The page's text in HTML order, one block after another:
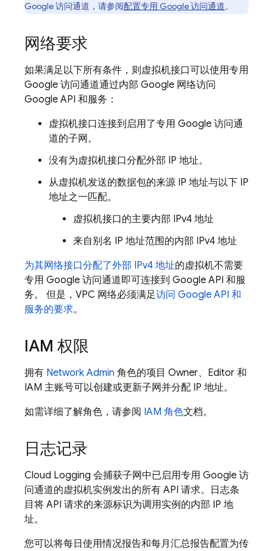
Google 访问通道，请参阅配置专用 Google 访问通道。
网络要求
如果满足以下所有条件，则虚拟机接口可以使用专用
Google 访问通道通过内部 Google 网络访问
Google API 和服务：
虚拟机接口连接到启用了专用 Google 访问通
道的子网。
没有为虚拟机接口分配外部 IP 地址。
从虚拟机发送的数据包的来源 IP 地址与以下 IP
地址之一匹配。
虚拟机接口的主要内部 IPv4 地址
来自别名 IP 地址范围的内部 IPv4 地址
为其网络接口分配了外部 IPv4 地址的虚拟机不需要
专用 Google 访问通道即可连接到 Google API 和服
务。 但是，VPC 网络必须满足访问 Google API 和
服务的要求。
IAM 权限
拥有 Network Admin 角色的项目 Owner、Editor 和
IAM 主账号可以创建或更新子网并分配 IP 地址。
如需详细了解角色，请参阅 IAM 角色文档。
日志记录
Cloud Logging 会捕获子网中已启用专用 Google 访
问通道的虚拟机实例发出的所有 API 请求。日志条
目将 API 请求的来源标识为调用实例的内部 IP 地
址。
您可以将每日使用情况报告和每月汇总报告配置为传